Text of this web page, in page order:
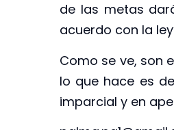
de las metas
acuerdo con la
Como se ve, son
lo que hace es
imparcial y en